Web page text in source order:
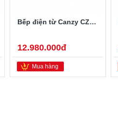
Bếp điện từ Canzy CZ-900GEB
12.980.000đ
Mua hàng